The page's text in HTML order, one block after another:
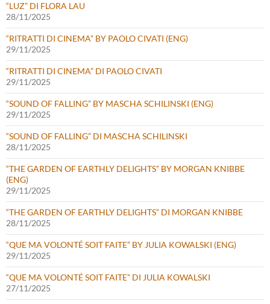
“LUZ” DI FLORA LAU
28/11/2025
“RITRATTI DI CINEMA” BY PAOLO CIVATI (ENG)
29/11/2025
“RITRATTI DI CINEMA” DI PAOLO CIVATI
29/11/2025
“SOUND OF FALLING” BY MASCHA SCHILINSKI (ENG)
29/11/2025
“SOUND OF FALLING” DI MASCHA SCHILINSKI
28/11/2025
“THE GARDEN OF EARTHLY DELIGHTS” BY MORGAN KNIBBE
(ENG)
29/11/2025
“THE GARDEN OF EARTHLY DELIGHTS” DI MORGAN KNIBBE
28/11/2025
“QUE MA VOLONTÉ SOIT FAITE” BY JULIA KOWALSKI (ENG)
29/11/2025
“QUE MA VOLONTÉ SOIT FAITE” DI JULIA KOWALSKI
27/11/2025